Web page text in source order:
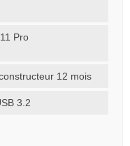
Pro
12 mois
3.2